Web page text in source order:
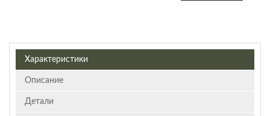
Характеристики
Описание
Детали